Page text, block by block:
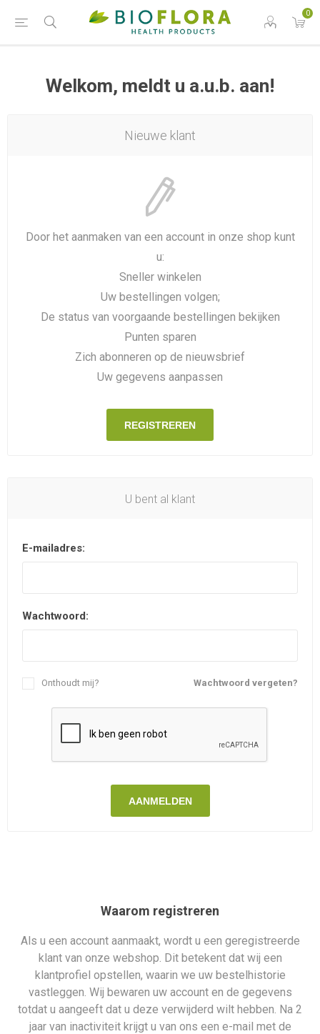
0
Welkom, meldt u a.u.b. aan!
Nieuwe klant
Door het aanmaken van een account in onze shop kunt
u:
Sneller winkelen
Uw bestellingen volgen;
De status van voorgaande bestellingen bekijken
Punten sparen
Zich abonneren op de nieuwsbrief
Uw gegevens aanpassen
REGISTREREN
U bent al klant
E-mailadres:
Wachtwoord:
Wachtwoord vergeten?
Onthoudt mij?
AANMELDEN
Waarom registreren
Als u een account aanmaakt, wordt u een geregistreerde
klant van onze webshop. Dit betekent dat wij een
klantprofiel opstellen, waarin we uw bestelhistorie
vastleggen. Wij bewaren uw account en de gegevens
totdat u aangeeft dat u deze verwijderd wilt hebben. Na 2
jaar van inactiviteit krijgt u van ons een e-mail met de